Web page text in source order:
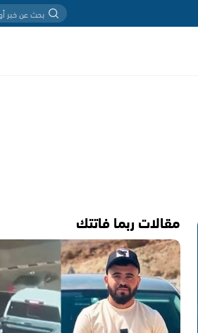
مقالات ربما فاتتك